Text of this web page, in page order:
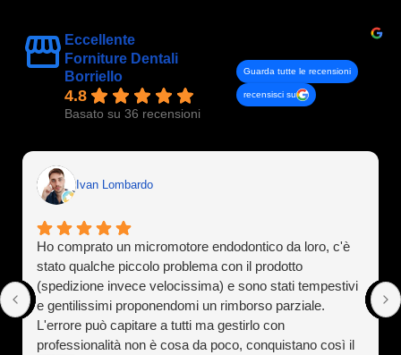
Eccellente
Forniture Dentali
Borriello
4.8
Basato su 36 recensioni
Guarda tutte le recensioni
recensisci su
Ivan Lombardo
Ho comprato un micromotore endodontico da loro, c'è
stato qualche piccolo problema con il prodotto
(spedizione invece velocissima) e sono stati tempestivi
e gentilissimi proponendomi un rimborso parziale.
L'errore può capitare a tutti ma gestirlo con
professionalità non è cosa da poco, conquistano così il